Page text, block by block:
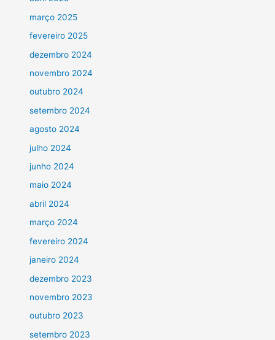
março 2025
fevereiro 2025
dezembro 2024
novembro 2024
outubro 2024
setembro 2024
agosto 2024
julho 2024
junho 2024
maio 2024
abril 2024
março 2024
fevereiro 2024
janeiro 2024
dezembro 2023
novembro 2023
outubro 2023
setembro 2023